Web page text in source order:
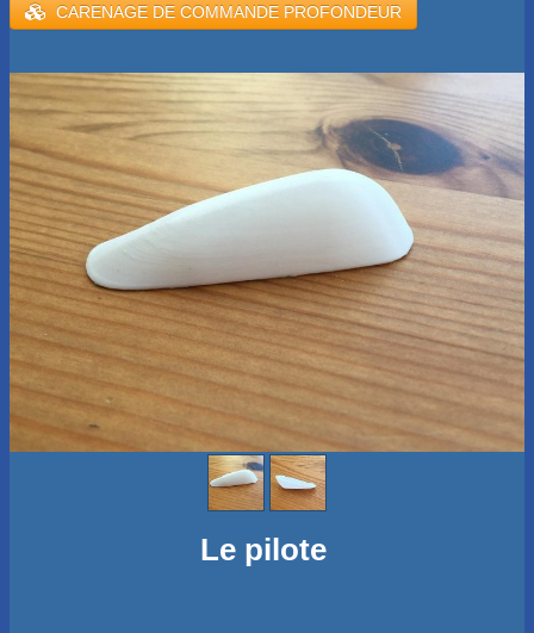
​CARENAGE DE COMMANDE PROFONDEUR
Le pilote